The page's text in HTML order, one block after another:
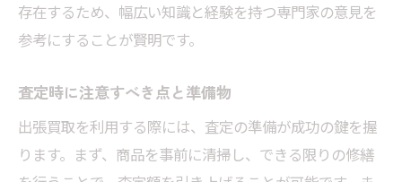
存在するため、幅広い知識と経験を持つ専門家の意見を
参考にすることが賢明です。
査定時に注意すべき点と準備物
出張買取を利用する際には、査定の準備が成功の鍵を握
ります。まず、商品を事前に清掃し、できる限りの修繕